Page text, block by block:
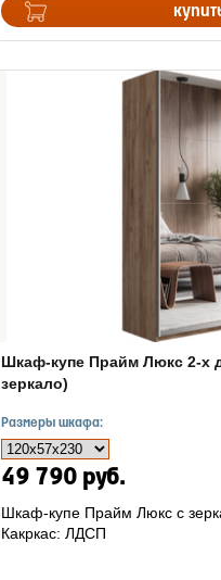
Шкаф-купе Прайм Люкс 2-х
зеркало)
Размеры шкафа:
49 790 руб.
Шкаф-купе Прайм Люкс с
Какркас: ЛДСП